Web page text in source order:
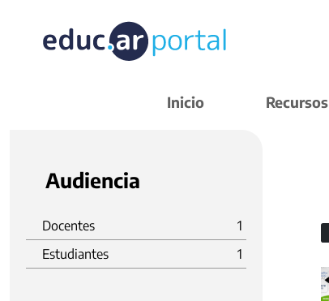
Inicio Recursos
Audiencia
Docentes
1
Estudiantes
1